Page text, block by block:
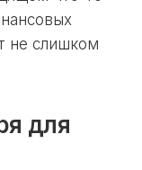
не слишком
для